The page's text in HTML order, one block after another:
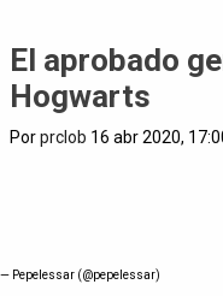
El aprobado
Hogwarts
Porprclob 16 abr 2020,
— Pepelessar (@pepelessar)